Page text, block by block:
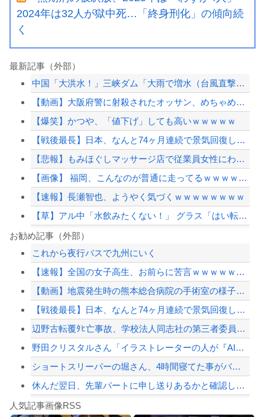
2024年は32人が獄中死…「終身刑化」の傾向続
く
最新記事（外部）
中国「大洪水！」三峡ダム「大雨で増水（台風直撃前」中国ダム「緊急放流！」中国鉄道...
【動画】大阪府警に射殺されたオッサン、めちゃめちゃ苦しそうに死ぬ
【爆笑】かつや、「値下げ」しても高いｗｗｗｗｗ
【戦後最長】日本、なんと74ヶ月連続で景気回復していた‥‥
【悲報】もみほぐしマッサージ店で従業員女性にわいせつ行為かで男を逮捕ｗｗｗ
【画像】 福岡、こんなのが普通に走ってるｗｗｗｗｗｗｗｗｗｗｗｗｗｗｗｗｗｗｗｗ...
【速報】長瀬智也、ようやく気づくｗｗｗｗｗｗｗｗ
【草】アル中「水飲みたくない！」 グラス「はい転倒」
天音かなたは今頃新入社員としてがんばってるのかな
女さん、ワンピースグッズを大量注文→全キャンセルで逮捕ｗｗｗ
【画像】 真夏日のプール、ガチで最高すぎｗｗｗｗｗｗｗｗｗｗ
【配信者】「金バエ」のSNS更新が1週間途絶え、様々な憶測が飛び交う。1週間ぶり...
【緊急速報】NYで警官が黒人男性の首を絞め、暴動第二波不可避へ
Powered by livedoor 相互RSS
お勧め記事（外部）
これから夜行バスで九州にいく
【速報】全国の女子高生、お前らに苦言ｗｗｗｗｗｗｗｗｗｗ
【動画】地震発生時の熊本総合病院の手術室の様子が(((ﾟДﾟ)))
【戦後最長】日本、なんと74ヶ月連続で景気回復していた‥‥
辺野古転覆ﾀﾋ亡事故、学校法人同志社の第三者委員会が調査報告書を公表 … 安全配...
野田クリスタルさん「イラストレーターの人が『AIに仕事を奪われる』って言ってるけ...
ショートスリーパーの堀さん、4時間寝てた事がバレる
休んだ翌日、先輩パートに申し送りあるかと確認したらいきなりキレられた。このパート...
人気記事画像RSS